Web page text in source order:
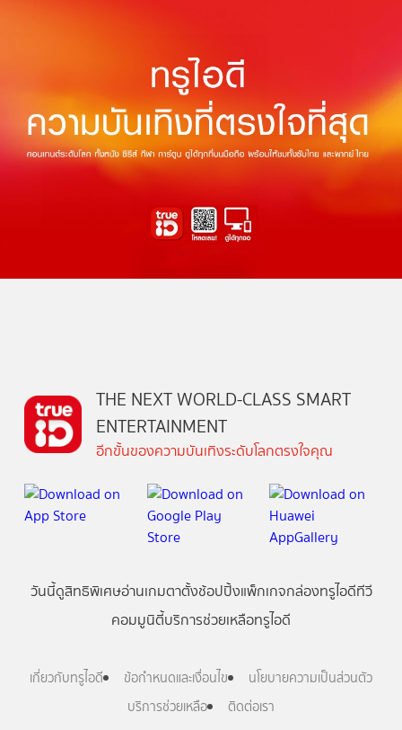
THE NEXT WORLD-CLASS SMART
ENTERTAINMENT
อีกขั้นของความบันเทิงระดับโลกตรงใจคุณ
วันนี้ดูสิทธิพิเศษอ่านเกมตาตั้งช้อปปิ้งแพ็กเกจกล่องทรูไอดีทีวี
คอมมูนิตี้บริการช่วยเหลือทรูไอดี
เกี่ยวกับทรูไอดี ข้อกำหนดและเงื่อนไข
นโยบายความเป็นส่วนตัว
บริการช่วยเหลือ
ติดต่อเรา